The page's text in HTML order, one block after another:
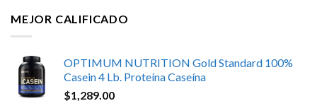
MEJOR CALIFICADO
OPTIMUM NUTRITION Gold Standard 100%
Casein 4 Lb. Proteína Caseína
$1,289.00